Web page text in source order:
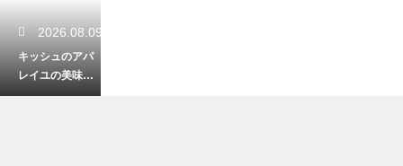
2026.08.09
キッシュのアパ
レイユの美味し
い割合！牛乳と